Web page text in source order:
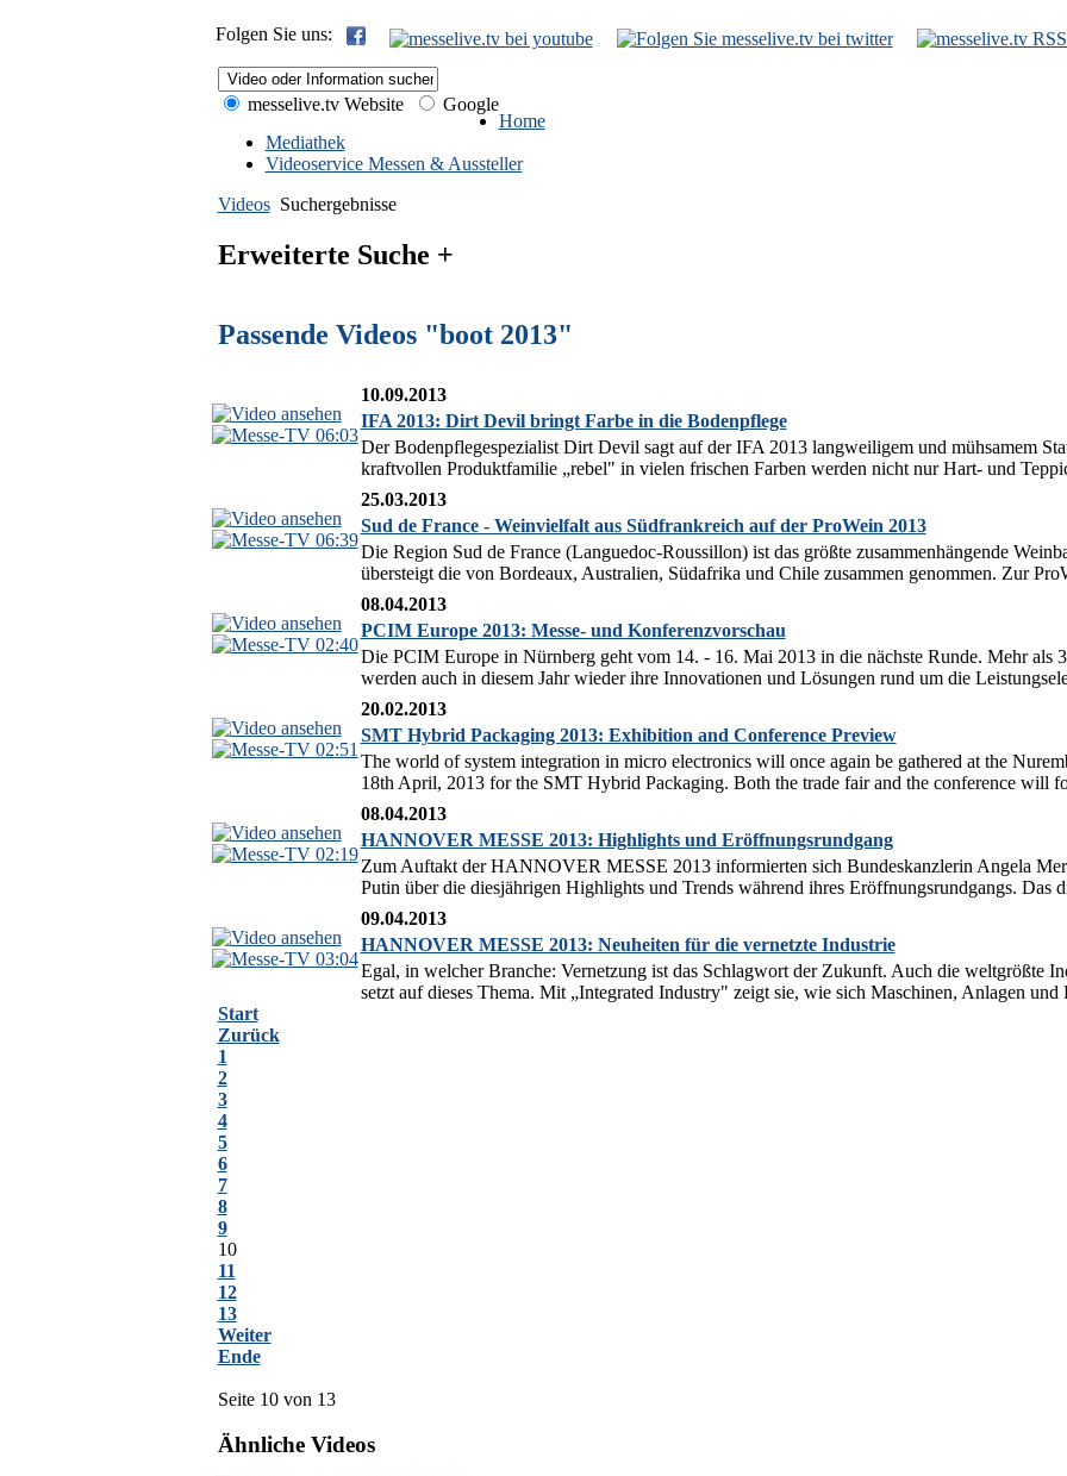
Folgen Sie uns:
messelive.tv Website
Google
Home
Mediathek
Videoservice Messen & Aussteller
Videos Suchergebnisse
Erweiterte Suche +
Passende Videos "boot 2013"
06:03
10.09.2013
IFA 2013: Dirt Devil bringt Farbe in die Bodenpflege
Der Bodenpflegespezialist Dirt Devil sagt auf der IFA 2013 langweiligem und mühsamem
kraftvollen Produktfamilie „rebel" in vielen frischen Farben werden nicht nur Hart- und
06:39
25.03.2013
Sud de France - Weinvielfalt aus Südfrankreich auf der ProWein 2013
Die Region Sud de France (Languedoc-Roussillon) ist das größte zusammenhängende
übersteigt die von Bordeaux, Australien, Südafrika und Chile zusammen genommen. Zur
02:40
08.04.2013
PCIM Europe 2013: Messe- und Konferenzvorschau
Die PCIM Europe in Nürnberg geht vom 14. - 16. Mai 2013 in die nächste Runde. Mehr als
werden auch in diesem Jahr wieder ihre Innovationen und Lösungen rund um die
02:51
20.02.2013
SMT Hybrid Packaging 2013: Exhibition and Conference Preview
The world of system integration in micro electronics will once again be gathered at the
18th April, 2013 for the SMT Hybrid Packaging. Both the trade fair and the conference will
02:19
08.04.2013
HANNOVER MESSE 2013: Highlights und Eröffnungsrundgang
Zum Auftakt der HANNOVER MESSE 2013 informierten sich Bundeskanzlerin Angela
Putin über die diesjährigen Highlights und Trends während ihres Eröffnungsrundgangs. Das
03:04
09.04.2013
HANNOVER MESSE 2013: Neuheiten für die vernetzte Industrie
Egal, in welcher Branche: Vernetzung ist das Schlagwort der Zukunft. Auch die weltgrößte
setzt auf dieses Thema. Mit „Integrated Industry" zeigt sie, wie sich Maschinen, Anlagen und
Start
Zurück
1
2
3
4
5
6
7
8
9
10
11
12
13
Weiter
Ende
Seite 10 von 13
Ähnliche Videos